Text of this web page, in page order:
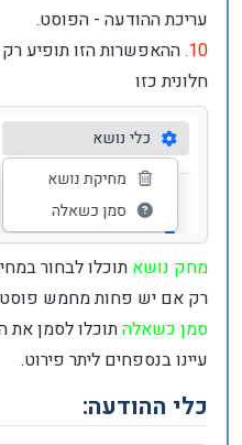
עריכת ההודעה - הפוסט.
10. ההאפשרות הזו תופיע
חלונית כזו
מחק נושא תוכלו לבחור
רק אם יש פחות מחמש
סמן כשאלהתוכלו לסמן את
עיינו בנספחים ליתר פירוט.
כלי ההודעה: